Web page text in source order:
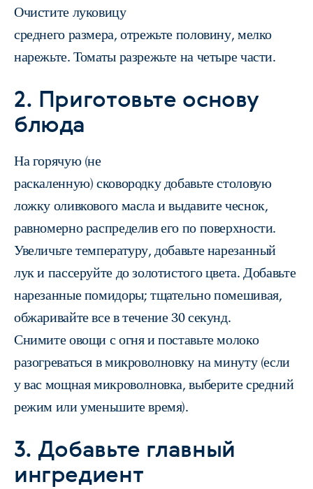
Очистите луковицу
среднего размера, отрежьте половину, мелко
нарежьте. Томаты разрежьте на четыре части.
2. Приготовьте основу
блюда
На горячую (не
раскаленную) сковородку добавьте столовую
ложку оливкового масла и выдавите чеснок,
равномерно распределив его по поверхности.
Увеличьте температуру, добавьте нарезанный
лук и пассеруйте до золотистого цвета. Добавьте
нарезанные помидоры; тщательно помешивая,
обжаривайте все в течение 30 секунд.
Снимите овощи с огня и поставьте молоко
разогреваться в микроволновку на минуту (если
у вас мощная микроволновка, выберите средний
режим или уменьшите время).
3. Добавьте главный
ингредиент